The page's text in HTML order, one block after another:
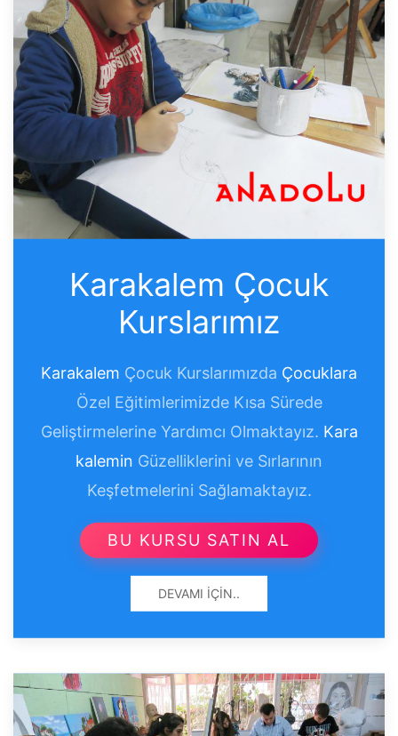
Karakalem Çocuk
Kurslarımız
Karakalem Çocuk Kurslarımızda Çocuklara
Özel Eğitimlerimizde Kısa Sürede
Geliştirmelerine Yardımcı Olmaktayız. Kara
kalemin Güzelliklerini ve Sırlarının
Keşfetmelerini Sağlamaktayız.
BU KURSU SATIN AL
DEVAMI İÇIN..